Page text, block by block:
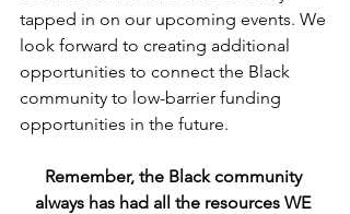
tapped in on our upcoming events. We
look forward to creating additional
opportunities to connect the Black
community to low-barrier funding
opportunities in the future.
Remember, the Black community
always has had all the resources WE